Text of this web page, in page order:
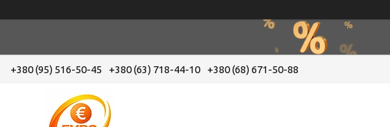
+380 (95) 516-50-45 +380 (63) 718-44-10 +380 (68) 671-50-88